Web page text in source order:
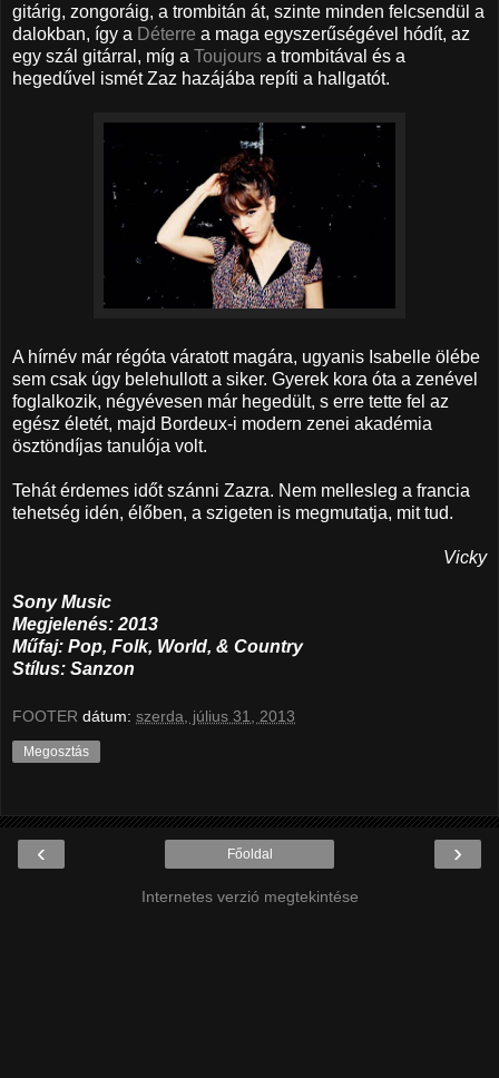
gitárig, zongoráig, a trombitán át, szinte minden felcsendül a
dalokban, így a Déterre a maga egyszerűségével hódít, az
egy szál gitárral, míg a Toujours a trombitával és a
hegedűvel ismét Zaz hazájába repíti a hallgatót.
A hírnév már régóta váratott magára, ugyanis Isabelle ölébe
sem csak úgy belehullott a siker. Gyerek kora óta a zenével
foglalkozik, négyévesen már hegedült, s erre tette fel az
egész életét, majd Bordeux-i modern zenei akadémia
ösztöndíjas tanulója volt.
Tehát érdemes időt szánni Zazra. Nem mellesleg a francia
tehetség idén, élőben, a szigeten is megmutatja, mit tud.
Vicky
Sony Music
Megjelenés: 2013
Műfaj: Pop, Folk, World, & Country
Stílus: Sanzon
FOOTER dátum: szerda, július 31, 2013
Megosztás
‹ ›
Főoldal
Internetes verzió megtekintése